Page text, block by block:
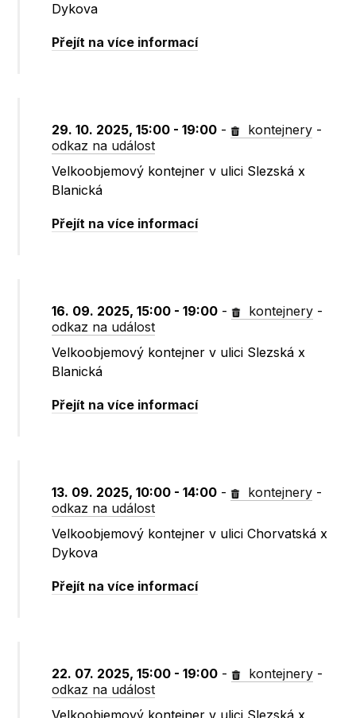
Dykova
Přejít na více informací
29. 10. 2025, 15:00 - 19:00 - kontejnery -
odkaz na událost
Velkoobjemový kontejner v ulici Slezská x
Blanická
Přejít na více informací
16. 09. 2025, 15:00 - 19:00 - kontejnery -
odkaz na událost
Velkoobjemový kontejner v ulici Slezská x
Blanická
Přejít na více informací
13. 09. 2025, 10:00 - 14:00 - kontejnery -
odkaz na událost
Velkoobjemový kontejner v ulici Chorvatská x
Dykova
Přejít na více informací
22. 07. 2025, 15:00 - 19:00 - kontejnery -
odkaz na událost
Velkoobjemový kontejner v ulici Slezská x